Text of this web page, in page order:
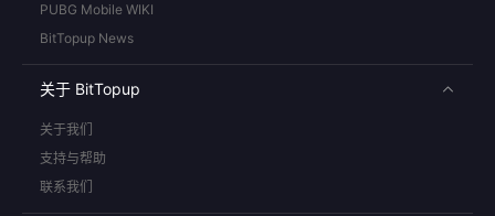
PUBG Mobile WIKI
BitTopup News
关于 BitTopup
关于我们
支持与帮助
联系我们